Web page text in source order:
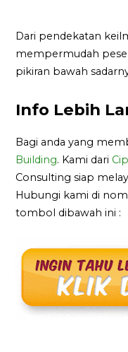
Dari pendekatan
mempermudah
pikiran bawah
Info Lebih
Bagi anda yang
Building. Kami dari
Consulting siap
Hubungi kami di
tombol dibawah ini :